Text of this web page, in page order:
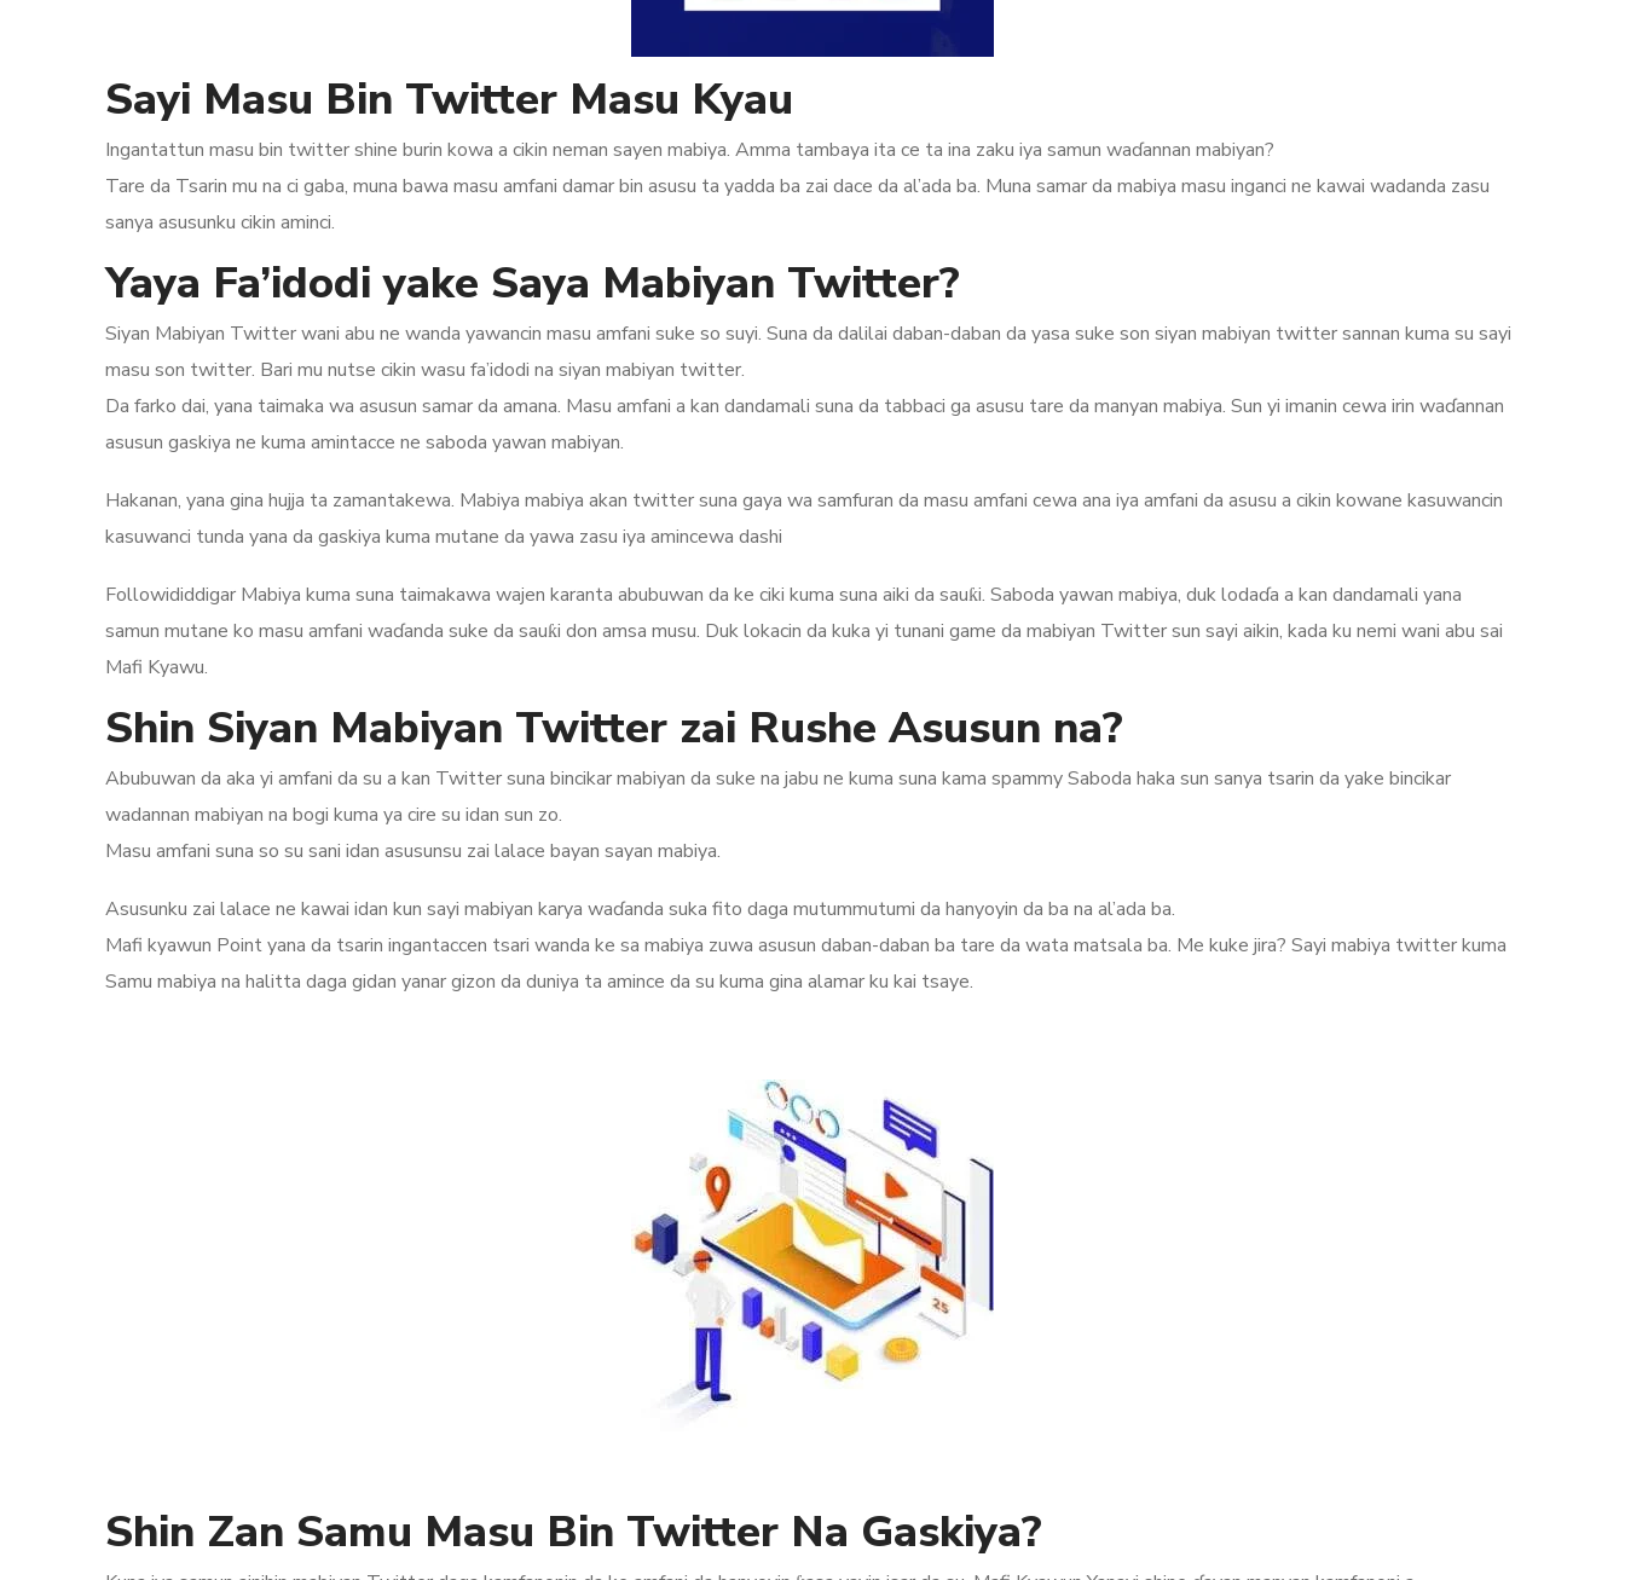
Sayi Masu Bin Twitter Masu Kyau
Ingantattun masu bin twitter shine burin kowa a cikin neman sayen mabiya. Amma tambaya ita ce ta ina zaku iya samun waɗannan mabiyan?
Tare da Tsarin mu na ci gaba, muna bawa masu amfani damar bin asusu ta yadda ba zai dace da al’ada ba. Muna samar da mabiya masu inganci ne kawai wadanda zasu
sanya asusunku cikin aminci.
Yaya Fa’idodi yake Saya Mabiyan Twitter?
Siyan Mabiyan Twitter wani abu ne wanda yawancin masu amfani suke so suyi. Suna da dalilai daban-daban da yasa suke son siyan mabiyan twitter sannan kuma su sayi
masu son twitter. Bari mu nutse cikin wasu fa’idodi na siyan mabiyan twitter.
Da farko dai, yana taimaka wa asusun samar da amana. Masu amfani a kan dandamali suna da tabbaci ga asusu tare da manyan mabiya. Sun yi imanin cewa irin waɗannan
asusun gaskiya ne kuma amintacce ne saboda yawan mabiyan.
Hakanan, yana gina hujja ta zamantakewa. Mabiya mabiya akan twitter suna gaya wa samfuran da masu amfani cewa ana iya amfani da asusu a cikin kowane kasuwancin
kasuwanci tunda yana da gaskiya kuma mutane da yawa zasu iya amincewa dashi
Followididdigar Mabiya kuma suna taimakawa wajen karanta abubuwan da ke ciki kuma suna aiki da sauƙi. Saboda yawan mabiya, duk lodaɗa a kan dandamali yana
samun mutane ko masu amfani waɗanda suke da sauƙi don amsa musu. Duk lokacin da kuka yi tunani game da mabiyan Twitter sun sayi aikin, kada ku nemi wani abu sai
Mafi Kyawu.
Shin Siyan Mabiyan Twitter zai Rushe Asusun na?
Abubuwan da aka yi amfani da su a kan Twitter suna bincikar mabiyan da suke na jabu ne kuma suna kama spammy Saboda haka sun sanya tsarin da yake bincikar
wadannan mabiyan na bogi kuma ya cire su idan sun zo.
Masu amfani suna so su sani idan asusunsu zai lalace bayan sayan mabiya.
Asusunku zai lalace ne kawai idan kun sayi mabiyan karya waɗanda suka fito daga mutummutumi da hanyoyin da ba na al’ada ba.
Mafi kyawun Point yana da tsarin ingantaccen tsari wanda ke sa mabiya zuwa asusun daban-daban ba tare da wata matsala ba. Me kuke jira? Sayi mabiya twitter kuma
Samu mabiya na halitta daga gidan yanar gizon da duniya ta amince da su kuma gina alamar ku kai tsaye.
Shin Zan Samu Masu Bin Twitter Na Gaskiya?